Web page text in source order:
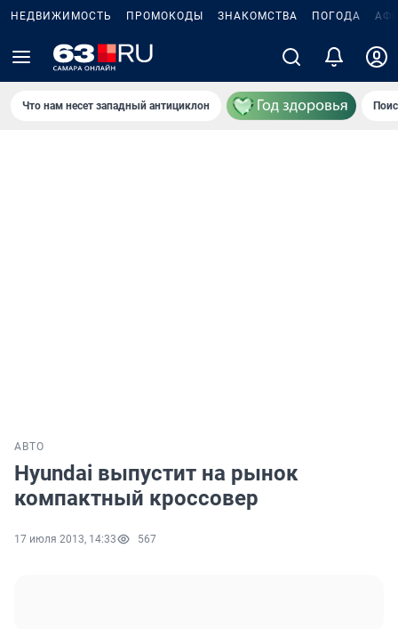
НЕДВИЖИМОСТЬ ПРОМОКОДЫ ЗНАКОМСТВА ПОГОДА
Что нам несет западный антициклон
АВТО
Hyundai выпустит на рынок
компактный кроссовер
17 июля 2013, 14:33 567